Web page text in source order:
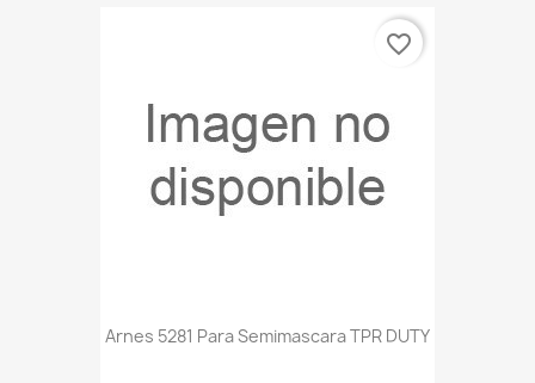
Arnes 5281 Para Semimascara TPR DUTY
favorite_border